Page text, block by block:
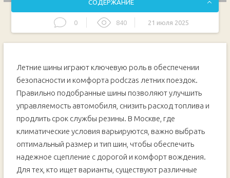
СОДЕРЖАНИЕ
0 840 21 июля 2025
Факторы при выборе летних шин для Москвы
Ассортимент и бренды летних шин 205/55 R16 в Москве
Советы по установке и уходу за летней резиной
Заключение: где и как купить лучшие летние шины
205/55 R16 в Москве
Летние шины играют ключевую роль в обеспечении
безопасности и комфорта podczas летних поездок.
Правильно подобранные шины позволяют улучшить
управляемость автомобиля, снизить расход топлива и
продлить срок службы резины. В Москве, где
климатические условия варьируются, важно выбрать
оптимальный размер и тип шин, чтобы обеспечить
надежное сцепление с дорогой и комфорт вождения.
Для тех, кто ищет варианты, существуют различные